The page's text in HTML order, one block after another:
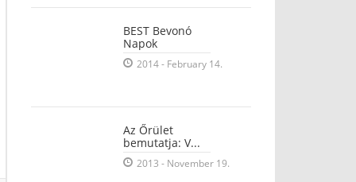
BEST Bevonó
Napok
2014 - February 14.
Az Őrület
bemutatja: V...
2013 - November 19.